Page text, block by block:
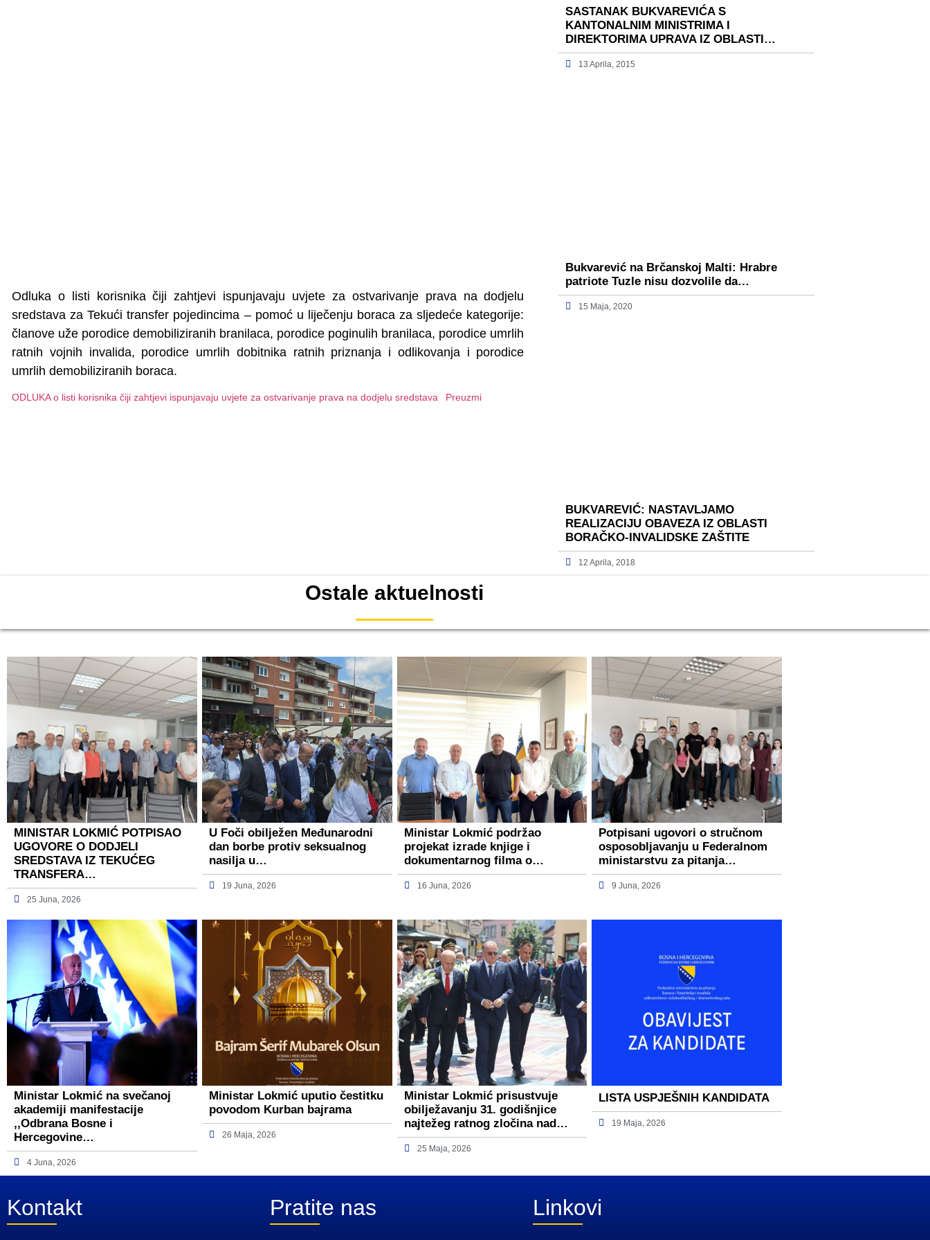
Odluka o listi korisnika čiji zahtjevi ispunjavaju uvjete za ostvarivanje prava na dodjelu
sredstava za Tekući transfer pojedincima – pomoć u liječenju boraca za sljedeće kategorije:
članove uže porodice demobiliziranih branilaca, porodice poginulih branilaca, porodice umrlih
ratnih vojnih invalida, porodice umrlih dobitnika ratnih priznanja i odlikovanja i porodice
umrlih demobiliziranih boraca.
ODLUKA o listi korisnika čiji zahtjevi ispunjavaju uvjete za ostvarivanje prava na dodjelu sredstava Preuzmi
SASTANAK BUKVAREVIĆA S
KANTONALNIM MINISTRIMA I
DIREKTORIMA UPRAVA IZ OBLASTI…
13 Aprila, 2015
Bukvarević na Brčanskoj Malti: Hrabre
patriote Tuzle nisu dozvolile da…
15 Maja, 2020
BUKVAREVIĆ: NASTAVLJAMO
REALIZACIJU OBAVEZA IZ OBLASTI
BORAČKO-INVALIDSKE ZAŠTITE
12 Aprila, 2018
Ostale aktuelnosti
MINISTAR LOKMIĆ POTPISAO
UGOVORE O DODJELI
SREDSTAVA IZ TEKUĆEG
TRANSFERA…
25 Juna, 2026
U Foči obilježen Međunarodni
dan borbe protiv seksualnog
nasilja u…
19 Juna, 2026
Ministar Lokmić podržao
projekat izrade knjige i
dokumentarnog filma o…
16 Juna, 2026
Potpisani ugovori o stručnom
osposobljavanju u Federalnom
ministarstvu za pitanja…
9 Juna, 2026
Ministar Lokmić na svečanoj
akademiji manifestacije
,,Odbrana Bosne i
Hercegovine…
4 Juna, 2026
Ministar Lokmić uputio čestitku
povodom Kurban bajrama
26 Maja, 2026
Ministar Lokmić prisustvuje
obilježavanju 31. godišnjice
najtežeg ratnog zločina nad…
25 Maja, 2026
LISTA USPJEŠNIH KANDIDATA
19 Maja, 2026
Kontakt Pratite nas Linkovi